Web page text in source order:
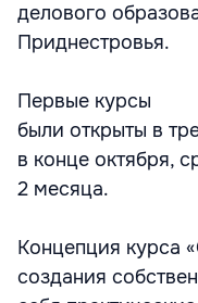
делового
Приднестровья.
Первые курсы
были открыты в
в конце октября,
2 месяца.
Концепция курса
создания